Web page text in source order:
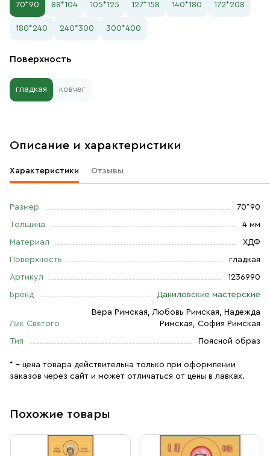
70*90 88*104 105*125 127*158 140*180 172*208
180*240 240*300 300*400
Поверхность
гладкая ковчег
Описание и характеристики
Характеристики Отзывы
Размер 70*90
Толщина 4 мм
Материал ХДФ
Поверхность гладкая
Артикул 1236990
Бренд Даниловские мастерские
Лик Святого
Вера Римская, Любовь Римская, Надежда
Римская, София Римская
Тип Поясной образ
* – цена товара действительна только при оформлении
заказов через сайт и может отличаться от цены в лавках.
Похожие товары